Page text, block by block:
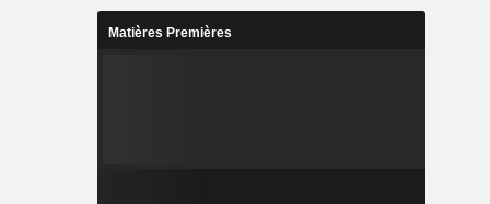
Matières Premières